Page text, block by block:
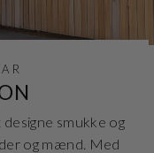
smukke og
og mænd. Med